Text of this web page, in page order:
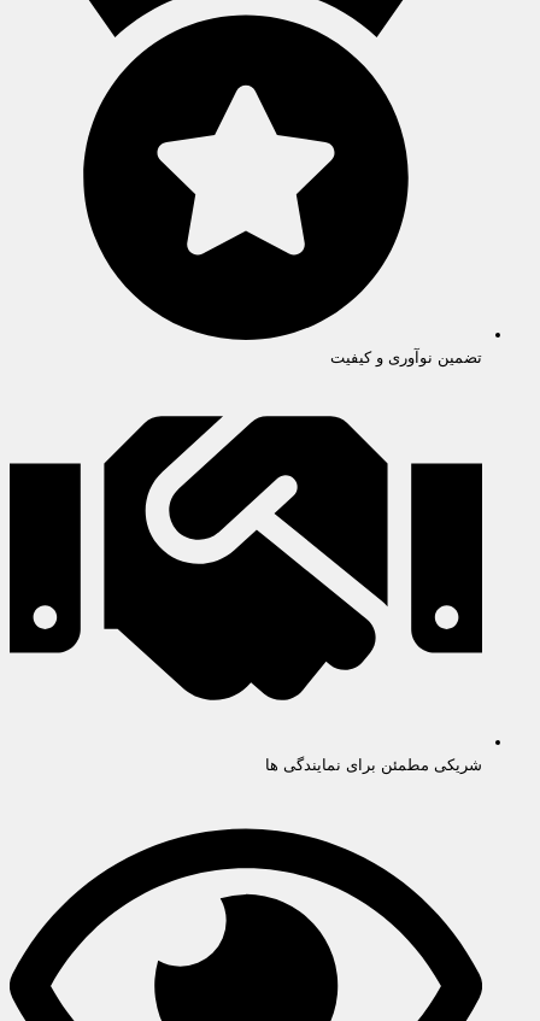
تضمین نوآوری و کیفیت
شریکی مطمئن برای نمایندگی ها